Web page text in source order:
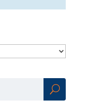
Zoe
ken